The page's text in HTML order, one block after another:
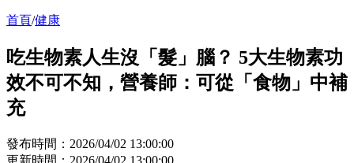
首頁/健康
吃生物素人生沒「髮」腦？ 5大生物素功
效不可不知，營養師：可從「食物」中補
充
發布時間：2026/04/02 13:00:00